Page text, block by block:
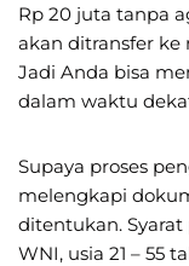
Rp 20 juta tanpa
akan ditransfer ke
Jadi Anda bisa
dalam waktu
Supaya proses
melengkapi
ditentukan.
WNI, usia 21 – 55